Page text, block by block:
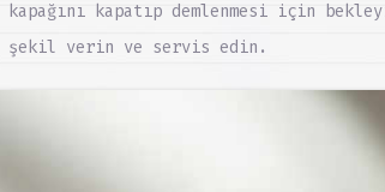
kapatıp demlenmesi için
şekil verin ve servis edin.